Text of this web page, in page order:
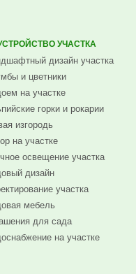
УЧАСТКА
дизайн участка
и цветники
на участке
горки и рокарии
изгородь
на участке
освещение участка
дизайн
участка
мебель
для сада
на участке